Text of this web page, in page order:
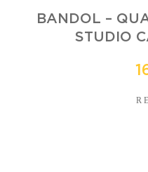
BANDOL –
STUDIO